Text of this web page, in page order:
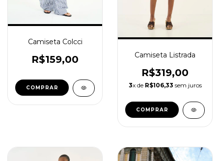
Camiseta Colcci
R$159,00
COMPRAR
Camiseta Listrada
R$319,00
3x de R$106,33 sem juros
COMPRAR